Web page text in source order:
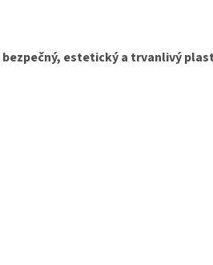
bezpečný, estetický a trvanlivý